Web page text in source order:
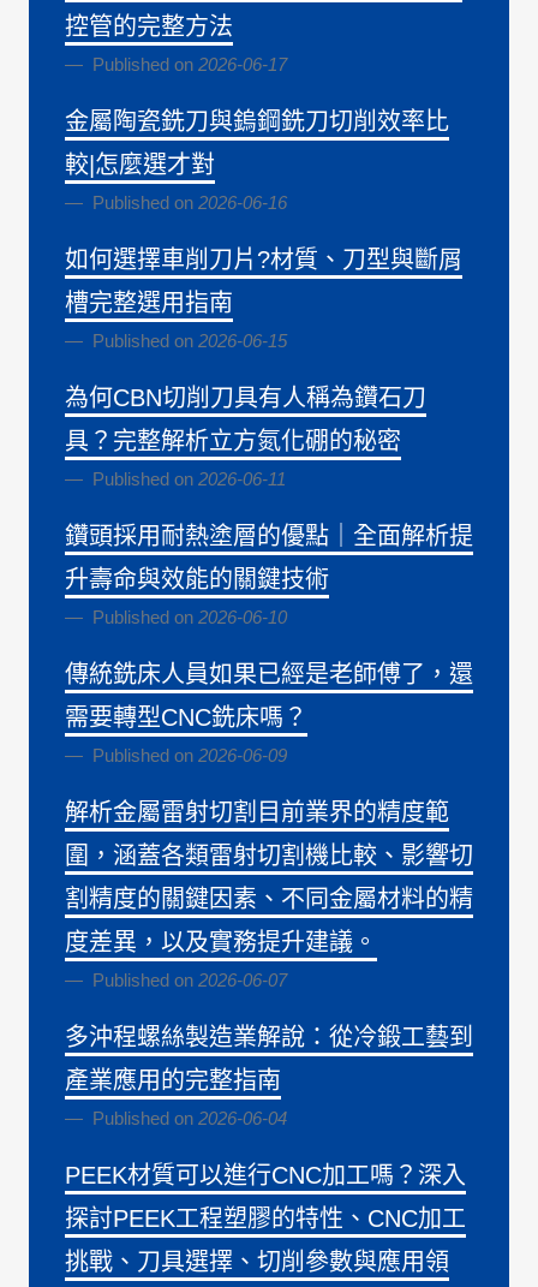
控管的完整方法
Published on 2026-06-17
金屬陶瓷銑刀與鎢鋼銑刀切削效率比
較|怎麼選才對
Published on 2026-06-16
如何選擇車削刀片?材質、刀型與斷屑
槽完整選用指南
Published on 2026-06-15
為何CBN切削刀具有人稱為鑽石刀
具？完整解析立方氮化硼的秘密
Published on 2026-06-11
鑽頭採用耐熱塗層的優點｜全面解析提
升壽命與效能的關鍵技術
Published on 2026-06-10
傳統銑床人員如果已經是老師傅了，還
需要轉型CNC銑床嗎？
Published on 2026-06-09
解析金屬雷射切割目前業界的精度範
圍，涵蓋各類雷射切割機比較、影響切
割精度的關鍵因素、不同金屬材料的精
度差異，以及實務提升建議。
Published on 2026-06-07
多沖程螺絲製造業解說：從冷鍛工藝到
產業應用的完整指南
Published on 2026-06-04
PEEK材質可以進行CNC加工嗎？深入
探討PEEK工程塑膠的特性、CNC加工
挑戰、刀具選擇、切削參數與應用領